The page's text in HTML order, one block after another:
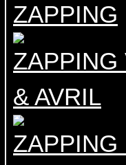
ZAPPING
ZAPPING
& AVRIL
ZAPPING